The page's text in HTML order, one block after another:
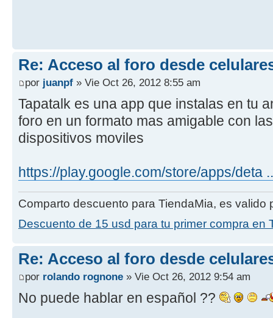
Re: Acceso al foro desde
por juanpf » Vie Oct 26, 2012 8:55 am
Tapatalk es una app que instalas en tu
foro en un formato mas amigable con
dispositivos moviles
https://play.google.com/store/apps/deta
Comparto descuento para TiendaMia, es valido
Descuento de 15 usd para tu primer compra en
Re: Acceso al foro desde
por rolando rognone » Vie Oct 26, 2012 9:54 am
No puede hablar en español ??